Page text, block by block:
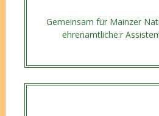
Gemeinsam für Mainzer
ehrenamtliche:r